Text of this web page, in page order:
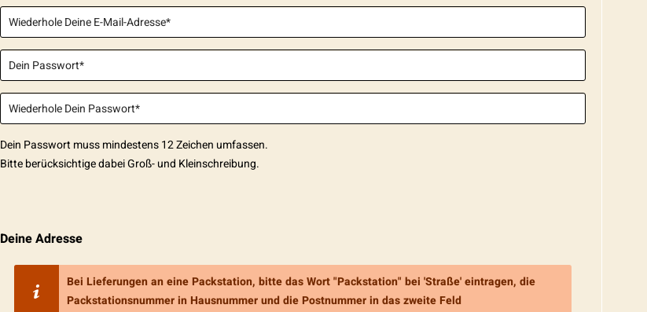
Dein Passwort muss mindestens 12 Zeichen umfassen.
Bitte berücksichtige dabei Groß- und Kleinschreibung.
Deine Adresse
Bei Lieferungen an eine Packstation, bitte das Wort "Packstation" bei 'Straße' eintragen, die
Packstationsnummer in Hausnummer und die Postnummer in das zweite Feld